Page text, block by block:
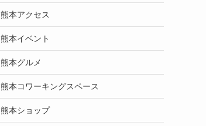
熊本アクセス
熊本イベント
熊本グルメ
熊本コワーキングスペース
熊本ショップ